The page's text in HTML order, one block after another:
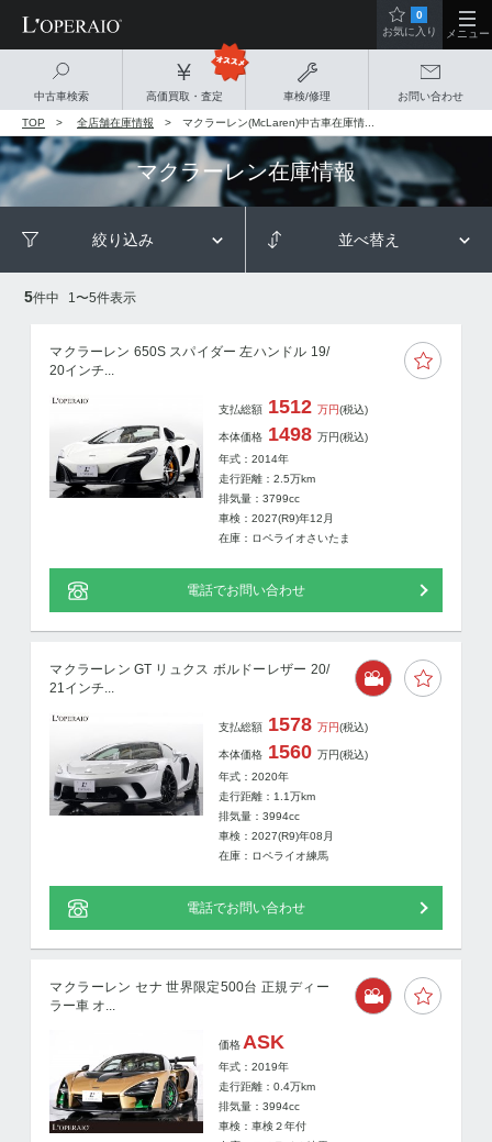
中古車検索 高価買取・査定 車検/修理 お問い合わせ
0
お気に入り
メニュー
TOP 全店舗在庫情報 マクラーレン(McLaren)中古車在庫情...
マクラーレン在庫情報
絞り込み 並べ替え
5件中 1〜5件表示
マクラーレン 650S スパイダー 左ハンドル 19/
20インチ...
支払総額 1512 万円(税込)
本体価格 1498 万円(税込)
年式：2014年
走行距離：2.5万km
排気量：3799cc
車検：2027(R9)年12月
在庫：ロペライオさいたま
電話でお問い合わせ
マクラーレン GT リュクス ボルドーレザー 20/
21インチ...
支払総額 1578 万円(税込)
本体価格 1560 万円(税込)
年式：2020年
走行距離： 1.1万km
排気量：3994cc
車検：2027(R9)年08月
在庫：ロペライオ練馬
電話でお問い合わせ
マクラーレン セナ 世界限定500台 正規ディー
ラー車 オ...
価格 ASK
年式：2019年
走行距離：0.4万km
排気量：3994cc
車検：車検２年付